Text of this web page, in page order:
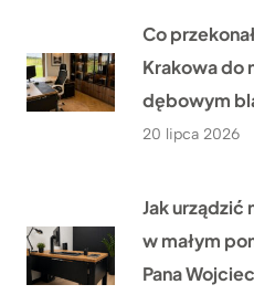
Co
Krakowa do
dębowym
20 lipca 2026
Jak urządzić
w małym
Pana